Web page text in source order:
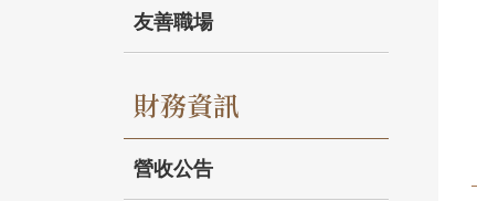
友善職場
財務資訊
營收公告